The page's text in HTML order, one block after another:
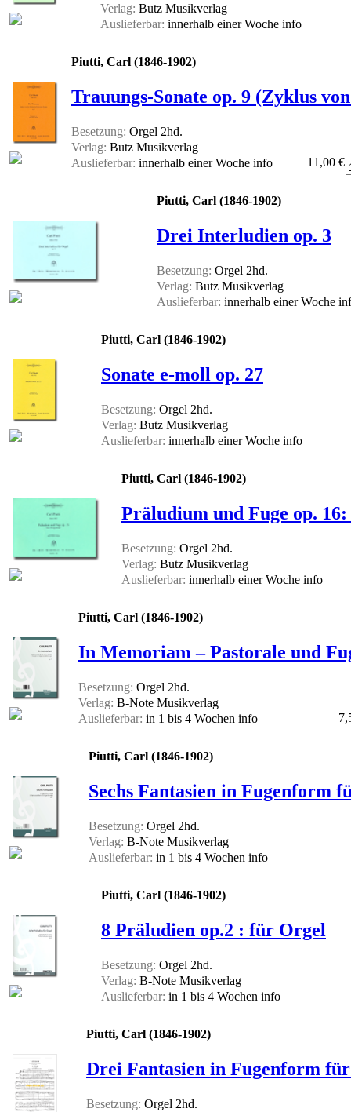
Verlag: Butz Musikverlag
Auslieferbar: innerhalb einer Woche info
Piutti, Carl (1846-1902)
Trauungs-Sonate op. 9 (Zyklus
Besetzung: Orgel 2hd.
Verlag: Butz Musikverlag
Auslieferbar: innerhalb einer Woche info 11,00 €
Piutti, Carl (1846-1902)
Drei Interludien op. 3
Besetzung: Orgel 2hd.
Verlag: Butz Musikverlag
Auslieferbar: innerhalb einer Woche
Piutti, Carl (1846-1902)
Sonate e-moll op. 27
Besetzung: Orgel 2hd.
Verlag: Butz Musikverlag
Auslieferbar: innerhalb einer Woche info
Piutti, Carl (1846-1902)
Präludium und Fuge op.
Besetzung: Orgel 2hd.
Verlag: Butz Musikverlag
Auslieferbar: innerhalb einer Woche info
Piutti, Carl (1846-1902)
In Memoriam – Pastorale und
Besetzung: Orgel 2hd.
Verlag: B-Note Musikverlag
Auslieferbar: in 1 bis 4 Wochen info
Piutti, Carl (1846-1902)
Sechs Fantasien in Fugenform
Besetzung: Orgel 2hd.
Verlag: B-Note Musikverlag
Auslieferbar: in 1 bis 4 Wochen info
Piutti, Carl (1846-1902)
8 Präludien op.2 : für Orgel
Besetzung: Orgel 2hd.
Verlag: B-Note Musikverlag
Auslieferbar: in 1 bis 4 Wochen info
Piutti, Carl (1846-1902)
Drei Fantasien in Fugenform
Besetzung: Orgel 2hd.